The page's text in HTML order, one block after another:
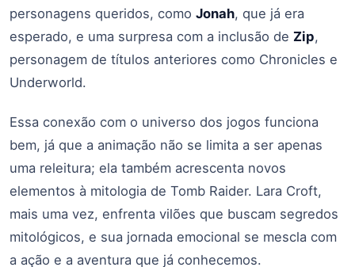
personagens queridos, como Jonah, que já era
esperado, e uma surpresa com a inclusão de Zip,
personagem de títulos anteriores como Chronicles e
Underworld.
Essa conexão com o universo dos jogos funciona
bem, já que a animação não se limita a ser apenas
uma releitura; ela também acrescenta novos
elementos à mitologia de Tomb Raider. Lara Croft,
mais uma vez, enfrenta vilões que buscam segredos
mitológicos, e sua jornada emocional se mescla com
a ação e a aventura que já conhecemos.